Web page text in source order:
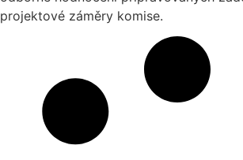
projektové záměry komise.